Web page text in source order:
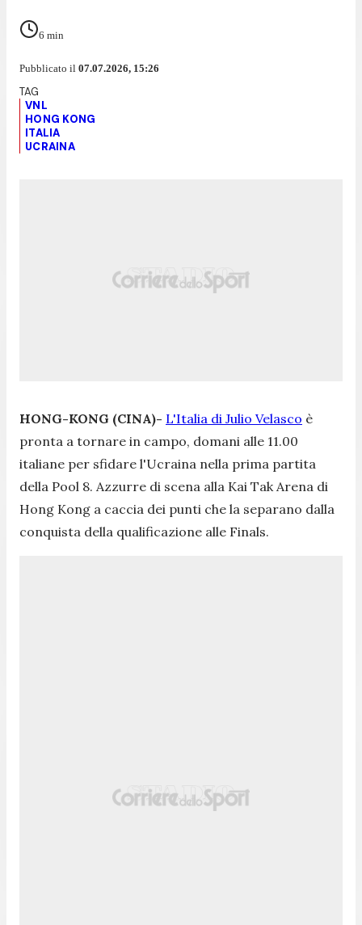
6 min
Pubblicato il 07.07.2026, 15:26
VNL
HONG KONG
ITALIA
UCRAINA
HONG-KONG (CINA)- L'Italia di Julio Velasco è
pronta a tornare in campo, domani alle 11.00
italiane per sfidare l'Ucraina nella prima partita
della Pool 8. Azzurre di scena alla Kai Tak Arena di
Hong Kong a caccia dei punti che la separano dalla
conquista della qualificazione alle Finals.